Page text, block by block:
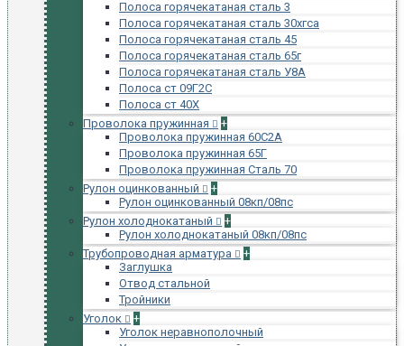
Полоса горячекатаная сталь 3
Полоса горячекатаная сталь 30хгса
Полоса горячекатаная сталь 45
Полоса горячекатаная сталь 65г
Полоса горячекатаная сталь У8А
Полоса ст 09Г2С
Полоса ст 40Х
Проволока пружинная
+
Проволока пружинная 60С2А
Проволока пружинная 65Г
Проволока пружинная Сталь 70
Рулон оцинкованный
+
Рулон оцинкованный 08кп/08пс
Рулон холоднокатаный
+
Рулон холоднокатаный 08кп/08пс
Трубопроводная арматура
+
Заглушка
Отвод стальной
Тройники
Уголок
+
Уголок неравнополочный